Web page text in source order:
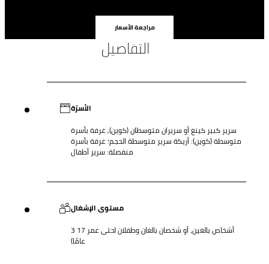
مراجعة الأسعار
التفاصيل
الأسرّة
سرير كبير كينغ أو سريران متوسطان (كوين), غرفة بأسرة
متوسطة (كوين): أريكة سرير متوسطة الحجم؛ غرفة بأسرة
منفصلة: سرير أطفال
مستوى الإشغال
3 أشخاص بالغين، أو شخصان بالغان وطفلان (حتى عمر 17
عامًا)